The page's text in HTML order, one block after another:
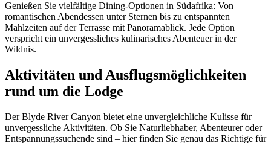
Genießen Sie vielfältige Dining-Optionen in Südafrika: Von
romantischen Abendessen unter Sternen bis zu entspannten
Mahlzeiten auf der Terrasse mit Panoramablick. Jede Option
verspricht ein unvergessliches kulinarisches Abenteuer in der
Wildnis.
Aktivitäten und Ausflugsmöglichkeiten
rund um die Lodge
Der Blyde River Canyon bietet eine unvergleichliche Kulisse für
unvergessliche Aktivitäten. Ob Sie Naturliebhaber, Abenteurer oder
Entspannungssuchende sind – hier finden Sie genau das Richtige für